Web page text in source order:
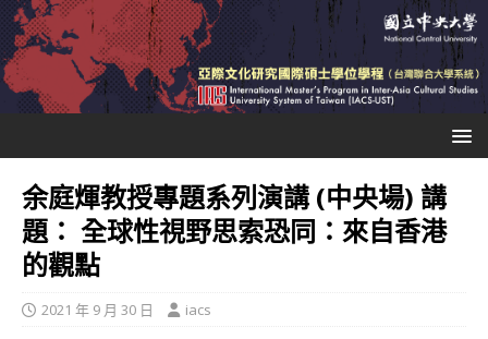
余庭煇教授專題系列演講 (中央場) 講
題： 全球性視野思索恐同：來自香港
的觀點
2021 年 9 月 30 日 iacs